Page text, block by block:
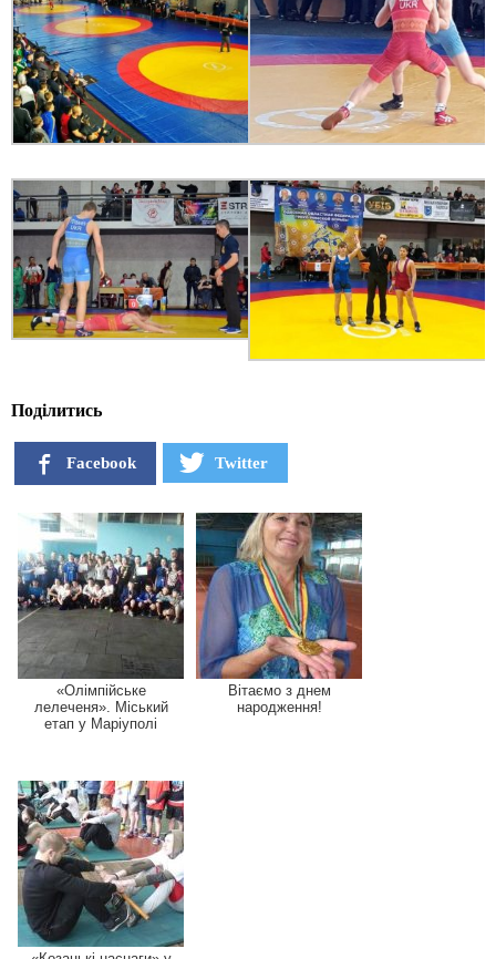
Поділитись
Facebook Twitter
«Олімпійське
лелеченя». Міський
етап у Маріуполі
Вітаємо з днем
народження!